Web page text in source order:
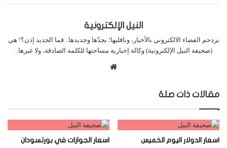
النيل الإلكترونية
يزدحم الفضاء الالكتروني بالأخبار، وناقليها؛ بجدّها وجديدها.. فما الجديد إذن؟! هي
(صحيفة النيل الإلكترونية) وكالة إخبارية مساحتها للكلمة الصادقة، ولا غيرها..
مقالات ذات صلة
اسعار الدولار اليوم الخميس اسعار الجوازات في بورتسودان